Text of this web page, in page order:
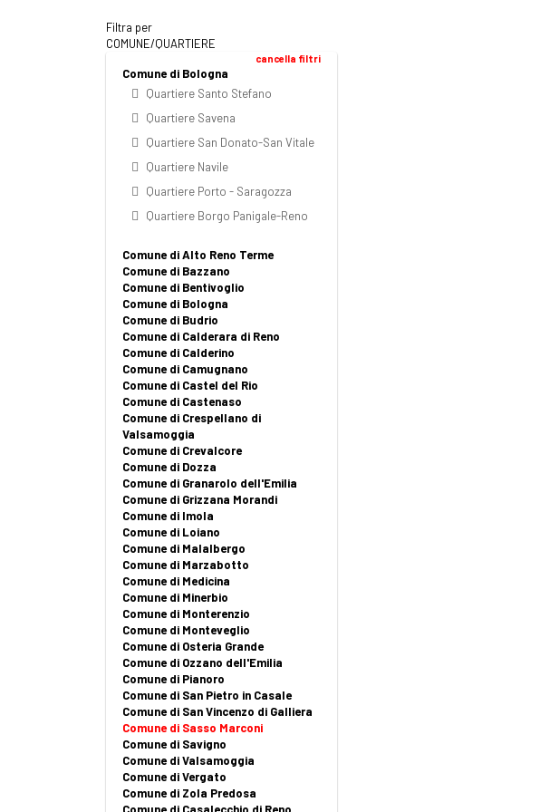
Filtra per
COMUNE/QUARTIERE
cancella filtri
Comune di Bologna
Quartiere Santo Stefano
Quartiere Savena
Quartiere San Donato-San Vitale
Quartiere Navile
Quartiere Porto - Saragozza
Quartiere Borgo Panigale-Reno
Comune di Alto Reno Terme
Comune di Bazzano
Comune di Bentivoglio
Comune di Bologna
Comune di Budrio
Comune di Calderara di Reno
Comune di Calderino
Comune di Camugnano
Comune di Castel del Rio
Comune di Castenaso
Comune di Crespellano di
Valsamoggia
Comune di Crevalcore
Comune di Dozza
Comune di Granarolo dell'Emilia
Comune di Grizzana Morandi
Comune di Imola
Comune di Loiano
Comune di Malalbergo
Comune di Marzabotto
Comune di Medicina
Comune di Minerbio
Comune di Monterenzio
Comune di Monteveglio
Comune di Osteria Grande
Comune di Ozzano dell'Emilia
Comune di Pianoro
Comune di San Pietro in Casale
Comune di San Vincenzo di Galliera
Comune di Sasso Marconi
Comune di Savigno
Comune di Valsamoggia
Comune di Vergato
Comune di Zola Predosa